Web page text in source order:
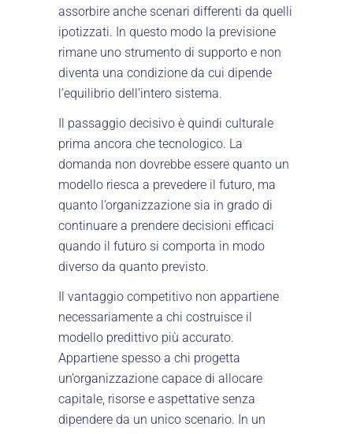
assorbire anche scenari differenti da quelli
ipotizzati. In questo modo la previsione
rimane uno strumento di supporto e non
diventa una condizione da cui dipende
l’equilibrio dell’intero sistema.
Il passaggio decisivo è quindi culturale
prima ancora che tecnologico. La
domanda non dovrebbe essere quanto un
modello riesca a prevedere il futuro, ma
quanto l’organizzazione sia in grado di
continuare a prendere decisioni efficaci
quando il futuro si comporta in modo
diverso da quanto previsto.
Il vantaggio competitivo non appartiene
necessariamente a chi costruisce il
modello predittivo più accurato.
Appartiene spesso a chi progetta
un’organizzazione capace di allocare
capitale, risorse e aspettative senza
dipendere da un unico scenario. In un